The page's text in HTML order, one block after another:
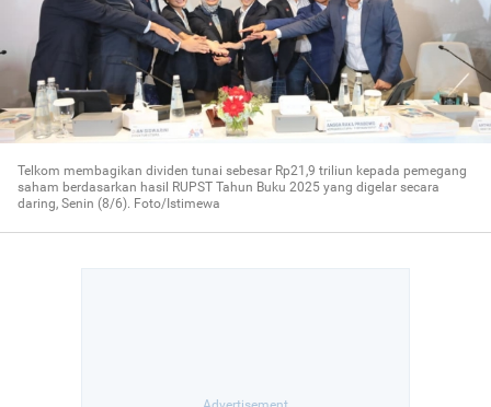
Telkom membagikan dividen tunai sebesar Rp21,9 triliun kepada pemegang
saham berdasarkan hasil RUPST Tahun Buku 2025 yang digelar secara
daring, Senin (8/6). Foto/Istimewa